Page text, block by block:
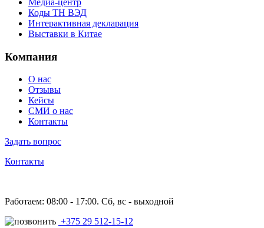
Медиа-центр
Коды ТН ВЭД
Интерактивная декларация
Выставки в Китае
Компания
О нас
Отзывы
Кейсы
СМИ о нас
Контакты
Задать вопрос
Контакты
Работаем: 08:00 - 17:00. Сб, вс - выходной
+375 29 512-15-12